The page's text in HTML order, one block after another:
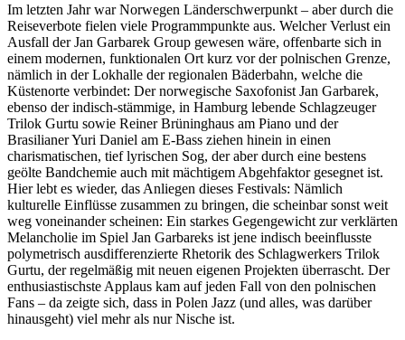
Im letzten Jahr war Norwegen Länderschwerpunkt – aber durch die
Reiseverbote fielen viele Programmpunkte aus. Welcher Verlust ein
Ausfall der Jan Garbarek Group gewesen wäre, offenbarte sich in
einem modernen, funktionalen Ort kurz vor der polnischen Grenze,
nämlich in der Lokhalle der regionalen Bäderbahn, welche die
Küstenorte verbindet: Der norwegische Saxofonist Jan Garbarek,
ebenso der indisch-stämmige, in Hamburg lebende Schlagzeuger
Trilok Gurtu sowie Reiner Brüninghaus am Piano und der
Brasilianer Yuri Daniel am E-Bass ziehen hinein in einen
charismatischen, tief lyrischen Sog, der aber durch eine bestens
geölte Bandchemie auch mit mächtigem Abgehfaktor gesegnet ist.
Hier lebt es wieder, das Anliegen dieses Festivals: Nämlich
kulturelle Einflüsse zusammen zu bringen, die scheinbar sonst weit
weg voneinander scheinen: Ein starkes Gegengewicht zur verklärten
Melancholie im Spiel Jan Garbareks ist jene indisch beeinflusste
polymetrisch ausdifferenzierte Rhetorik des Schlagwerkers Trilok
Gurtu, der regelmäßig mit neuen eigenen Projekten überrascht. Der
enthusiastischste Applaus kam auf jeden Fall von den polnischen
Fans – da zeigte sich, dass in Polen Jazz (und alles, was darüber
hinausgeht) viel mehr als nur Nische ist.